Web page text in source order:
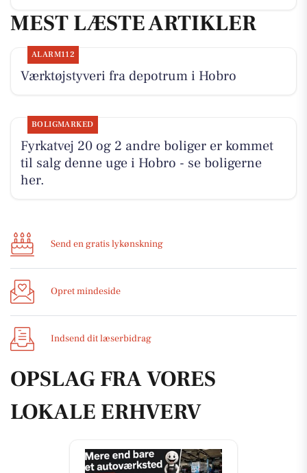
MEST LÆSTE ARTIKLER
ALARM112
Værktøjstyveri fra depotrum i Hobro
BOLIGMARKED
Fyrkatvej 20 og 2 andre boliger er kommet
til salg denne uge i Hobro - se boligerne
her.
Send en gratis lykønskning
Opret mindeside
Indsend dit læserbidrag
OPSLAG FRA VORES
LOKALE ERHVERV